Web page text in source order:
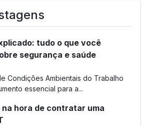
tudo o que você
segurança e saúde
Condições Ambientais do Trabalho
essencial para a...
na hora de contratar uma